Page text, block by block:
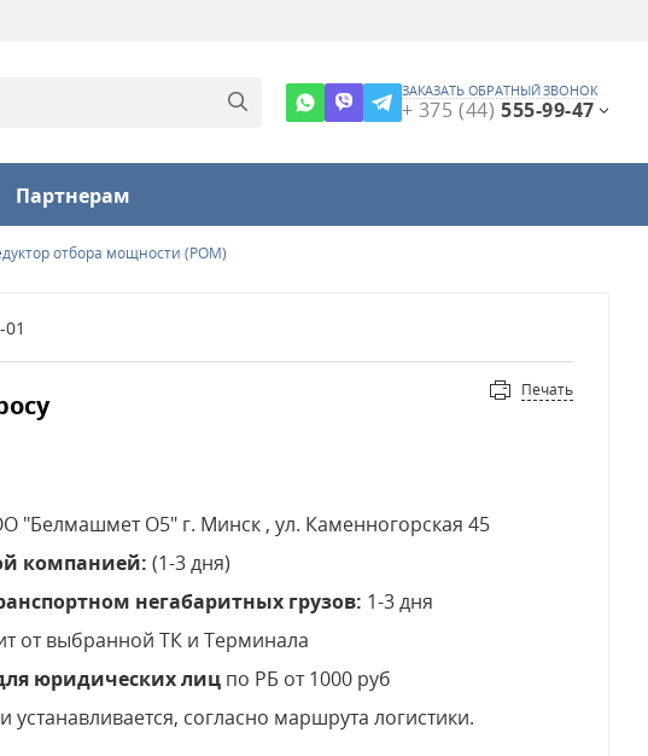
ЗАКАЗАТЬ ОБРАТНЫЙ ЗВОНОК
+ 375 (44) 555-99-47
Партнерам
отбора мощности (РОМ)
Печать
"Белмашмет О5" г. Минск , ул. Каменногорская 45
компанией: (1-3 дня)
негабаритных грузов: 1-3 дня
от выбранной ТК и Терминала
юридических лиц по РБ от 1000 руб
устанавливается, согласно маршрута логистики.